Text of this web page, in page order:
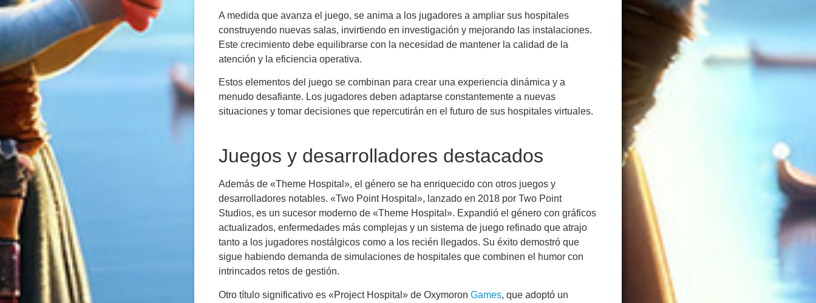
A medida que avanza el juego, se anima a los jugadores a ampliar sus hospitales
construyendo nuevas salas, invirtiendo en investigación y mejorando las instalaciones.
Este crecimiento debe equilibrarse con la necesidad de mantener la calidad de la
atención y la eficiencia operativa.
Estos elementos del juego se combinan para crear una experiencia dinámica y a
menudo desafiante. Los jugadores deben adaptarse constantemente a nuevas
situaciones y tomar decisiones que repercutirán en el futuro de sus hospitales virtuales.
Juegos y desarrolladores destacados
Además de «Theme Hospital», el género se ha enriquecido con otros juegos y
desarrolladores notables. «Two Point Hospital», lanzado en 2018 por Two Point
Studios, es un sucesor moderno de «Theme Hospital». Expandió el género con gráficos
actualizados, enfermedades más complejas y un sistema de juego refinado que atrajo
tanto a los jugadores nostálgicos como a los recién llegados. Su éxito demostró que
sigue habiendo demanda de simulaciones de hospitales que combinen el humor con
intrincados retos de gestión.
Otro título significativo es «Project Hospital» de OxymoronGames, que adoptó un